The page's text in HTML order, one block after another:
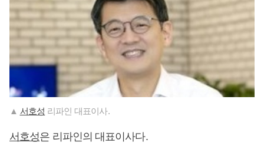
▲ 서호성 리파인 대표이사.
서호성은 리파인의 대표이사다.